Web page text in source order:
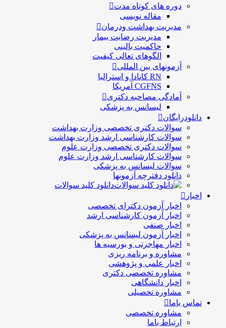
دوره های کوتاه مدت
مقاله نویسی
مدیریت بهداشت ودرمان
مديريت رضايت بيمار
حاكميت بالينی
الگوهای تعالی کيفيت
آزمونهای بین المللی
RN کانادا و استرالیا
CGFNS آمریکا
آمادگی مصاحبه دکتری
لیسانس به پزشکی
دانلودرایگان
سوالات دکتری تخصصی وزارت بهداشت
سوالات کارشناسی ارشد وزارت بهداشت
سوالات دکتری تخصصی وزارت علوم
سوالات کارشناسی ارشد وزارت علوم
سوالات لیسانس به پزشکی
دانلود دفترچه آزمونها
دانلود کلید سوالات
اخبار
اخبار آزمون دکترای تخصصی
اخبار آزمون کارشناسی ارشد
اخبار صنفی
اخبار آزمون لیسانس به پزشکی
اخبار مهاجرتی و بورسیه ها
مشاوره و برنامه ریزی
اخبار علمی و پژوهشی
مشاوره تخصصی دکتری
اخبار دانشگاهی
مشاوره تحصیلی
تماس باما
مشاوره تخصصی
ارتباط باما